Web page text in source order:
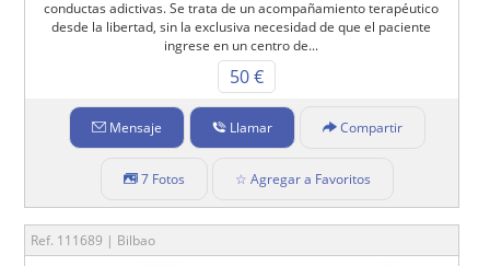
conductas adictivas. Se trata de un acompañamiento terapéutico
desde la libertad, sin la exclusiva necesidad de que el paciente
ingrese en un centro de...
50 €
Mensaje Llamar Compartir
7 Fotos ☆ Agregar a Favoritos
Ref. 111689 | Bilbao